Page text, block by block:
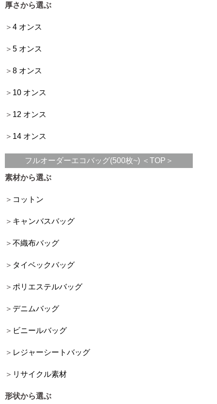
厚さから選ぶ
4 オンス
5 オンス
8 オンス
10 オンス
12 オンス
14 オンス
フルオーダーエコバッグ(500枚~) ＜TOP＞
素材から選ぶ
コットン
キャンバスバッグ
不織布バッグ
タイベックバッグ
ポリエステルバッグ
デニムバッグ
ビニールバッグ
レジャーシートバッグ
リサイクル素材
形状から選ぶ